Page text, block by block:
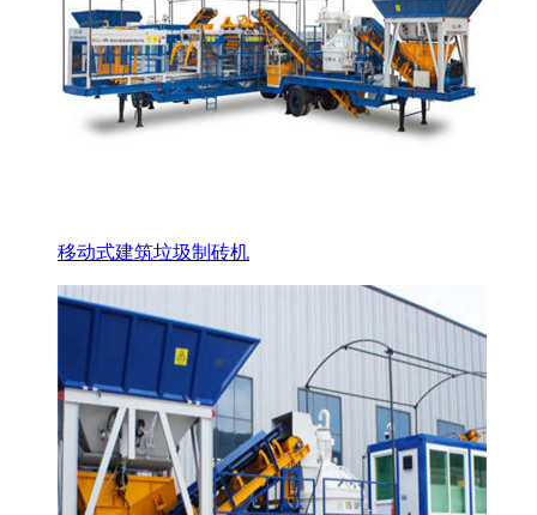
移动式建筑垃圾制砖机